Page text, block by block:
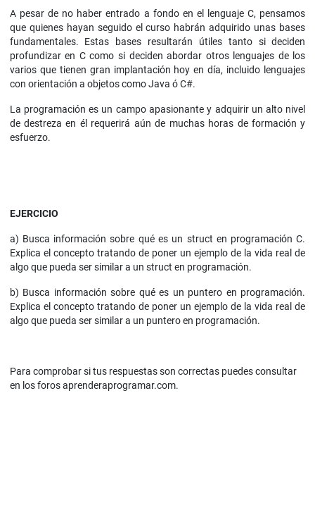
A pesar de no haber entrado a fondo en el lenguaje C, pensamos
que quienes hayan seguido el curso habrán adquirido unas bases
fundamentales. Estas bases resultarán útiles tanto si deciden
profundizar en C como si deciden abordar otros lenguajes de los
varios que tienen gran implantación hoy en día, incluido lenguajes
con orientación a objetos como Java ó C#.
La programación es un campo apasionante y adquirir un alto nivel
de destreza en él requerirá aún de muchas horas de formación y
esfuerzo.
EJERCICIO
a) Busca información sobre qué es un struct en programación C.
Explica el concepto tratando de poner un ejemplo de la vida real de
algo que pueda ser similar a un struct en programación.
b) Busca información sobre qué es un puntero en programación.
Explica el concepto tratando de poner un ejemplo de la vida real de
algo que pueda ser similar a un puntero en programación.
Para comprobar si tus respuestas son correctas puedes consultar
en los foros aprenderaprogramar.com.